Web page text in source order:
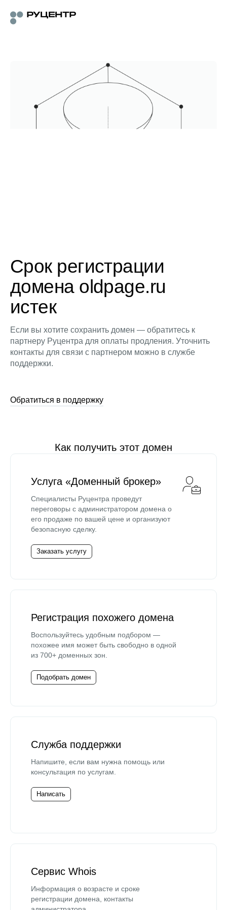
Срок регистрации
домена oldpage.ru
истек
Если вы хотите сохранить домен — обратитесь к
партнеру Руцентра для оплаты продления. Уточнить
контакты для связи с партнером можно в службе
поддержки.
Обратиться в поддержку
Как получить этот домен
Услуга «Доменный брокер»
Специалисты Руцентра проведут
переговоры с администратором домена о
его продаже по вашей цене и организуют
безопасную сделку.
Заказать услугу
Регистрация похожего домена
Воспользуйтесь удобным подбором —
похожее имя может быть свободно в одной
из 700+ доменных зон.
Подобрать домен
Служба поддержки
Напишите, если вам нужна помощь или
консультация по услугам.
Написать
Сервис Whois
Информация о возрасте и сроке
регистрации домена, контакты